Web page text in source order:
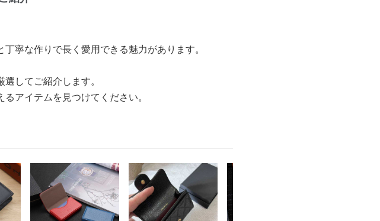
寧な作りで長く愛用できる魅力があります。
してご紹介します。
アイテムを見つけてください。